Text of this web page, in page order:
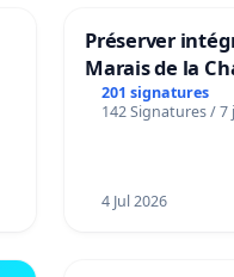
Préserver
Marais de la
201 signatures
142 Signatures / 7
4 Jul 2026